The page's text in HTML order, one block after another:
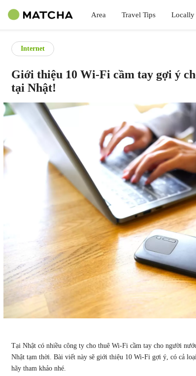
Area Travel Tips Locally
Internet
Giới thiệu 10 Wi-Fi cầm tay gợi ý
tại Nhật!
Tại Nhật có nhiều công ty cho thuê Wi-Fi cầm tay cho người
Nhật tạm thời. Bài viết này sẽ giới thiệu 10 Wi-Fi gợi ý, có cả
hãy tham khảo nhé.